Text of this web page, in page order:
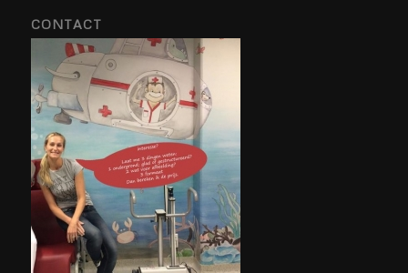
CONTACT